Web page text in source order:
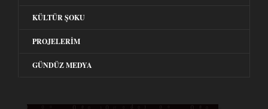
KÜLTÜR ŞOKU
PROJELERIM
GÜNDÜZ MEDYA